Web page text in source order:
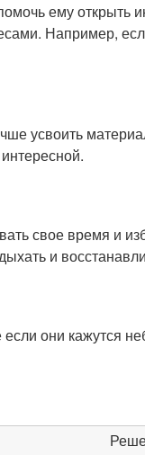
ему открыть
Например,
усвоить
свое время и
и
они кажутся